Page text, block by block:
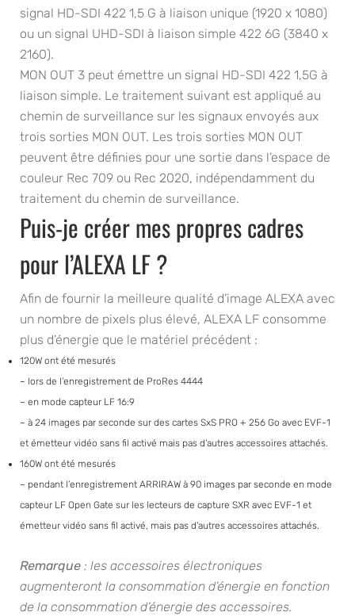
signal HD-SDI 422 1,5 G à liaison unique (1920 x 1080)
ou un signal UHD-SDI à liaison simple 422 6G (3840 x
2160).
MON OUT 3 peut émettre un signal HD-SDI 422 1,5G à
liaison simple. Le traitement suivant est appliqué au
chemin de surveillance sur les signaux envoyés aux
trois sorties MON OUT. Les trois sorties MON OUT
peuvent être définies pour une sortie dans l’espace de
couleur Rec 709 ou Rec 2020, indépendamment du
traitement du chemin de surveillance.
Puis-je créer mes propres cadres
pour l’ALEXA LF ?
Afin de fournir la meilleure qualité d’image ALEXA avec
un nombre de pixels plus élevé, ALEXA LF consomme
plus d’énergie que le matériel précédent :
120W ont été mesurés
– lors de l’enregistrement de ProRes 4444
– en mode capteur LF 16:9
– à 24 images par seconde sur des cartes SxS PRO + 256 Go avec EVF-1
et émetteur vidéo sans fil activé mais pas d’autres accessoires attachés.
160W ont été mesurés
– pendant l’enregistrement ARRIRAW à 90 images par seconde en mode
capteur LF Open Gate sur les lecteurs de capture SXR avec EVF-1 et
émetteur vidéo sans fil activé, mais pas d’autres accessoires attachés.
Remarque : les accessoires électroniques
augmenteront la consommation d’énergie en fonction
de la consommation d’énergie des accessoires.